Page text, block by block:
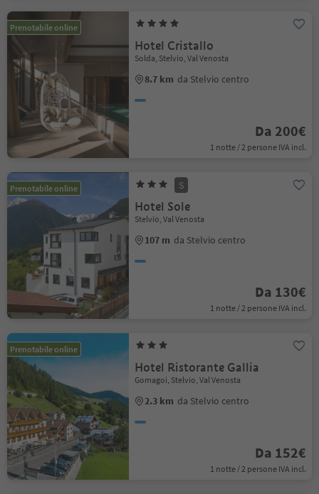
Prenotabile online
Hotel Cristallo
Solda, Stelvio, Val Venosta
8.7 km da Stelvio centro
Da 200€
1 notte / 2 persone IVA incl.
Prenotabile online S
Hotel Sole
Stelvio, Val Venosta
107 m da Stelvio centro
Da 130€
1 notte / 2 persone IVA incl.
Prenotabile online
Hotel Ristorante Gallia
Gomagoi, Stelvio, Val Venosta
2.3 km da Stelvio centro
Da 152€
1 notte / 2 persone IVA incl.